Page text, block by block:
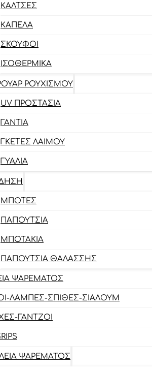
ΚΆΛΤΣΕΣ
ΚΑΠΈΛΑ
ΣΚΟΎΦΟΙ
ΙΣΟΘΕΡΜΙΚΆ
ΡΟΥΧΙΣΜΟΎ
UV ΠΡΟΣΤΑΣΊΑ
ΓΆΝΤΙΑ
ΓΚΈΤΕΣ ΛΑΊΜΟΥ
ΓΥΑΛΙΆ
ΜΠΌΤΕΣ
ΠΑΠΟΎΤΣΙΑ
ΜΠΟΤΆΚΙΑ
ΠΑΠΟΎΤΣΙΑ ΘΑΛΆΣΣΗΣ
ΨΑΡΈΜΑΤΟΣ
ΛΆΜΠΕΣ-ΣΠΊΘΕΣ-ΣΊΑΛΟΥΜ
ΓΆΝΤΖΟΙ
ΨΑΡΈΜΑΤΟΣ